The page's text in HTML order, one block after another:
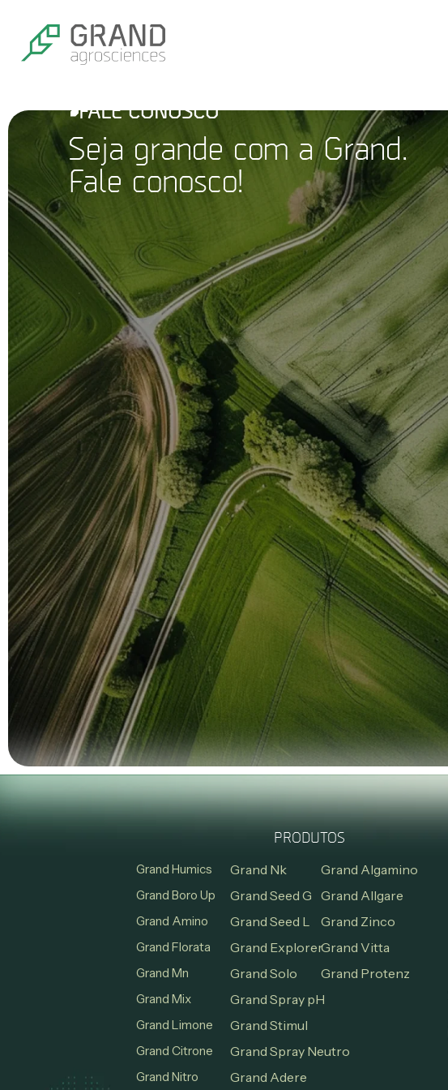
FALE CONOSCO
Seja grande com a Grand.
Fale conosco!
PRODUTOS
Grand Humics
Grand Boro Up
Grand Amino
Grand Florata
Grand Mn
Grand Mix
Grand Limone
Grand Citrone
Grand Nitro
Grand Nk
Grand Seed G
Grand Seed L
Grand Explorer
Grand Solo
Grand Spray pH
Grand Stimul
Grand Spray Neutro
Grand Adere
Grand Algamino
Grand Allgare
Grand Zinco
Grand Vitta
Grand Protenz